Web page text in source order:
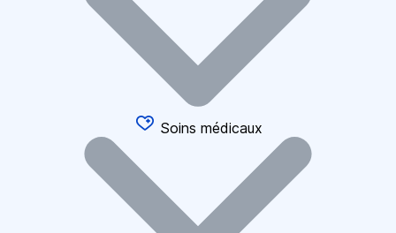
Soins médicaux